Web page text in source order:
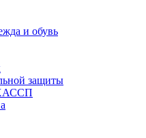
и обувь
защиты